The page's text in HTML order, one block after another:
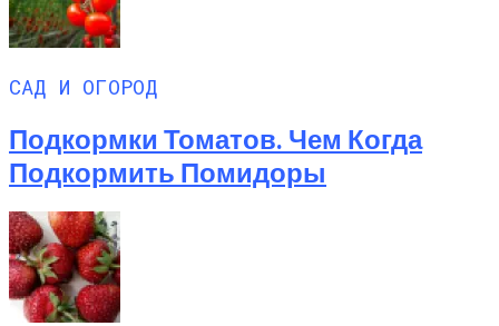
САД И ОГОРОД
Подкормки Томатов. Чем Когда
Подкормить Помидоры